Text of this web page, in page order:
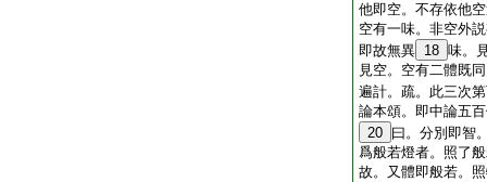
他即空。不存依他
空有一味。非空外
即故無異 18 味。
見空。空有二體既
遍計。疏。此三次
論本頌。即中論五
20 曰。分別即智
爲般若燈者。照了
故。又體即般若。